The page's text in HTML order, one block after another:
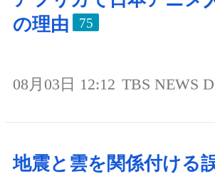
の理由
75
08月03日 12:12 TBS NEWS
地震と雲を関係付ける